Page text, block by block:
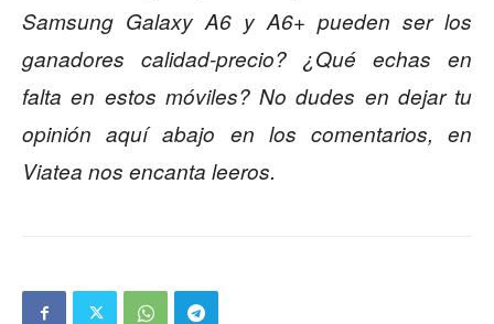
Samsung Galaxy A6 y A6+ pueden ser los
ganadores calidad-precio? ¿Qué echas en
falta en estos móviles? No dudes en dejar tu
opinión aquí abajo en los comentarios, en
Viatea nos encanta leeros.